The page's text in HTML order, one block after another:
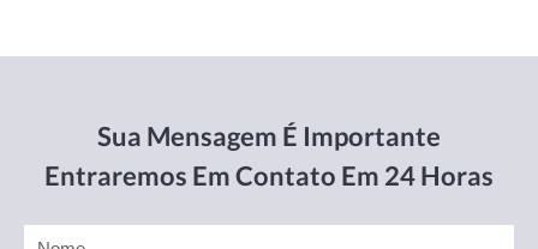
Sua Mensagem É Importante
Entraremos Em Contato Em 24 Horas